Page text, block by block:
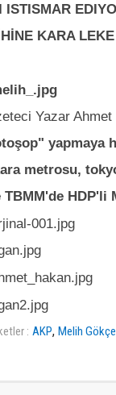
ISTISMAR
KARA
Yazar
yapmaya
metrosu,
TBMM'de
: AKP,Melih